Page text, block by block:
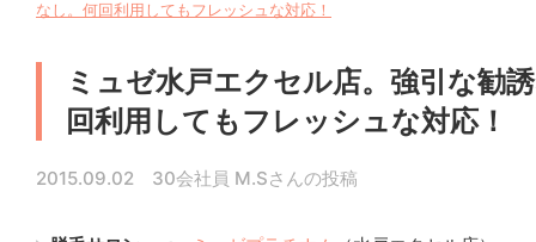
なし。何回利用してもフレッシュな対応！
ミュゼ水戸エクセル店。強引な勧
回利用してもフレッシュな対応！
2015.09.02 30会社員 M.Sさんの投稿